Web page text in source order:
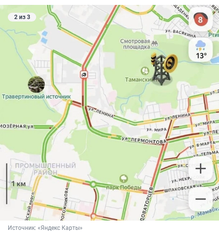
2 из 3
Источник: «Яндекс Карты»